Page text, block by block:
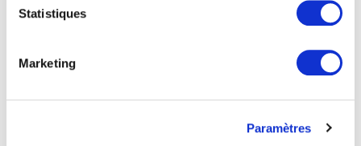
Statistiques
Marketing
Paramètres